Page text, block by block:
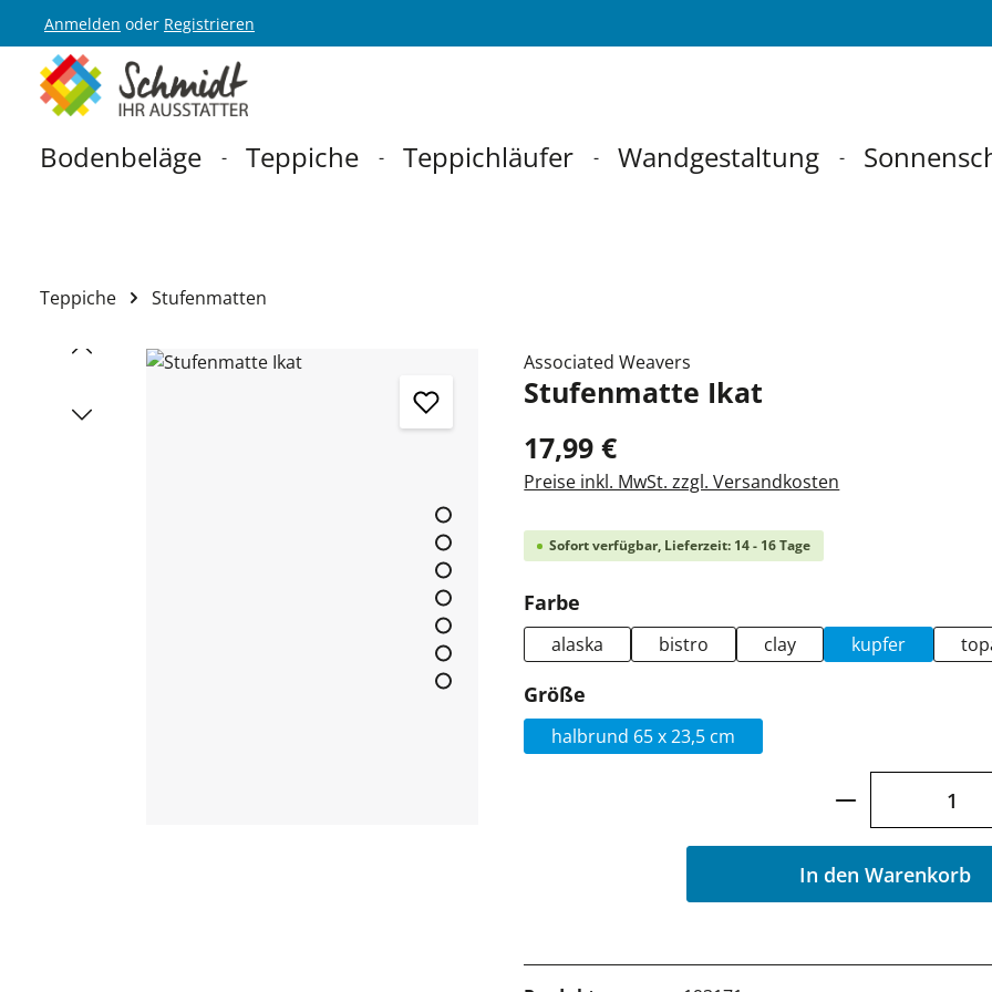
Hauptnavigation springen
Anmelden oder Registrieren
Bodenbeläge Teppiche Teppichläufer Wandgestaltung
Teppiche Stufenmatten
Bildergalerie überspringen Associated Weavers
Stufenmatte Ikat
17,99 €
Preise inkl. MwSt. zzgl. Versandkosten
Sofort verfügbar, Lieferzeit: 14 - 16 Tage
Farbe
alaska bistro clay kupfer
Größe
halbrund 65 x 23,5 cm
Produkt
In den Warenkorb